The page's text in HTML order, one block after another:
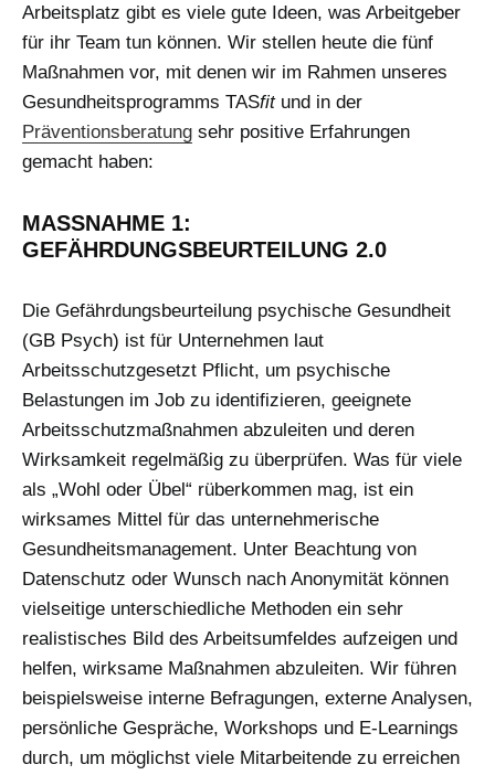
Arbeitsplatz gibt es viele gute Ideen, was Arbeitgeber
für ihr Team tun können. Wir stellen heute die fünf
Maßnahmen vor, mit denen wir im Rahmen unseres
Gesundheitsprogramms TASfitund in der
Präventionsberatung sehr positive Erfahrungen
gemacht haben:
MASSNAHME 1: G
EFÄHRDUNGSBEURTEILUNG 2.0
Die Gefährdungsbeurteilung psychische Gesundheit
(GB Psych) ist für Unternehmen laut
Arbeitsschutzgesetzt Pflicht, um psychische
Belastungen im Job zu identifizieren, geeignete
Arbeitsschutzmaßnahmen abzuleiten und deren
Wirksamkeit regelmäßig zu überprüfen. Was für viele
als „Wohl oder Übel“ rüberkommen mag, ist ein
wirksames Mittel für das unternehmerische
Gesundheitsmanagement. Unter Beachtung von
Datenschutz oder Wunsch nach Anonymität können
vielseitige unterschiedliche Methoden ein sehr
realistisches Bild des Arbeitsumfeldes aufzeigen und
helfen, wirksame Maßnahmen abzuleiten. Wir führen
beispielsweise interne Befragungen, externe Analysen,
persönliche Gespräche, Workshops und E-Learnings
durch, um möglichst viele Mitarbeitende zu erreichen